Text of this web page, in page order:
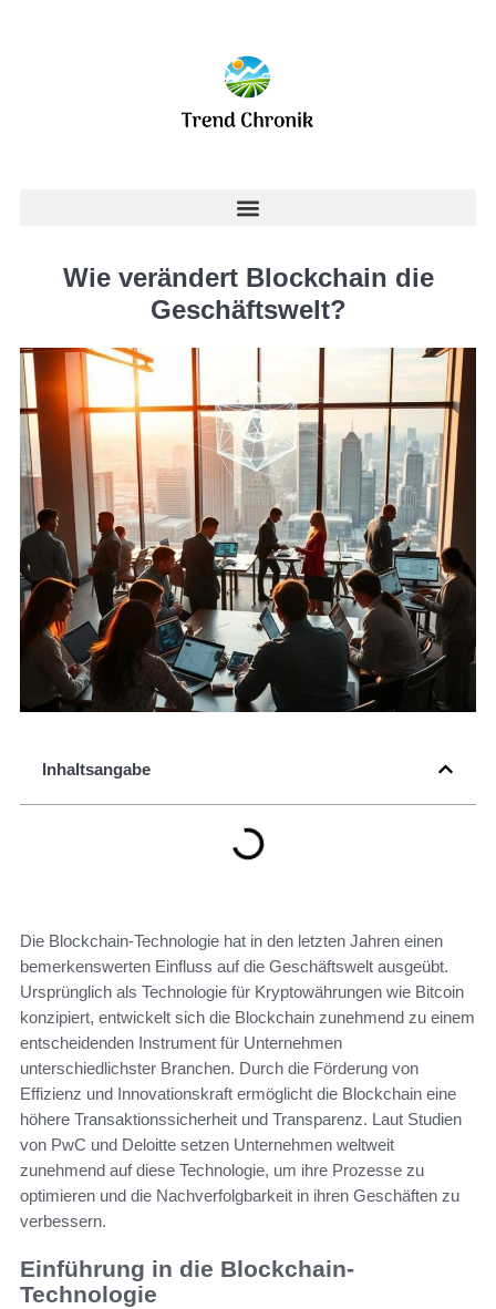
Wie verändert Blockchain die
Geschäftswelt?
Inhaltsangabe
Die Blockchain-Technologie hat in den letzten Jahren einen
bemerkenswerten Einfluss auf die Geschäftswelt ausgeübt.
Ursprünglich als Technologie für Kryptowährungen wie Bitcoin
konzipiert, entwickelt sich die Blockchain zunehmend zu einem
entscheidenden Instrument für Unternehmen
unterschiedlichster Branchen. Durch die Förderung von
Effizienz und Innovationskraft ermöglicht die Blockchain eine
höhere Transaktionssicherheit und Transparenz. Laut Studien
von PwC und Deloitte setzen Unternehmen weltweit
zunehmend auf diese Technologie, um ihre Prozesse zu
optimieren und die Nachverfolgbarkeit in ihren Geschäften zu
verbessern.
Einführung in die Blockchain-
Technologie